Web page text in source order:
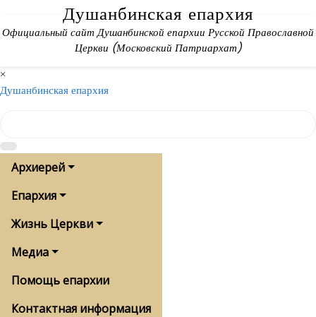
content
Душанбинская епархия
Официальный сайт Душанбинской епархии Русской Православной
Церкви (Московский Патриархат)
×
Душанбинская епархия
Архиерей
Епархия
Жизнь Церкви
Медиа
Помощь епархии
Контактная информация